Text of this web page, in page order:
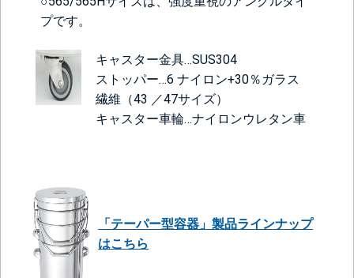
プです。
キャスター金具…SUS304
ストッパー…6 ナイロン+30％ガラス
繊維（43 ／47サイズ）
キャスター車輪…ナイロンウレタン車
「テーパー型容器」製品ラインナップ
はこちら